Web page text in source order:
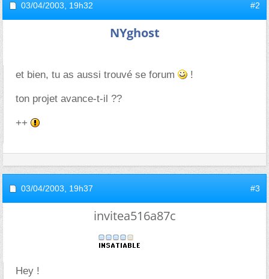
03/04/2003, 19h32 #2
NYghost
et bien, tu as aussi trouvé se forum !
ton projet avance-t-il ??
++
03/04/2003, 19h37 #3
invitea516a87c
Hey !